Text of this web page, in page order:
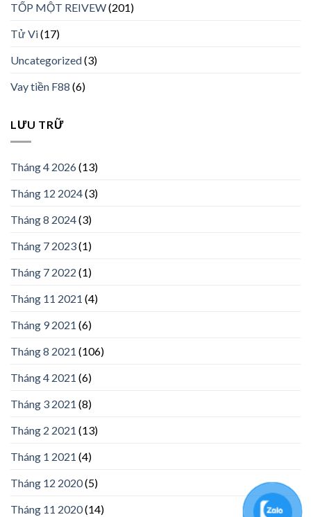
TỐP MỘT REIVEW(201)
Tử Vi(17)
Uncategorized(3)
Vay tiền F88 (6)
LƯU TRỮ
Tháng 4 2026(13)
Tháng 12 2024(3)
Tháng 8 2024(3)
Tháng 7 2023(1)
Tháng 7 2022 (1)
Tháng 11 2021 (4)
Tháng 9 2021 (6)
Tháng 8 2021 (106)
Tháng 4 2021 (6)
Tháng 3 2021 (8)
Tháng 2 2021 (13)
Tháng 1 2021 (4)
Tháng 12 2020(5)
Tháng 11 2020(14)